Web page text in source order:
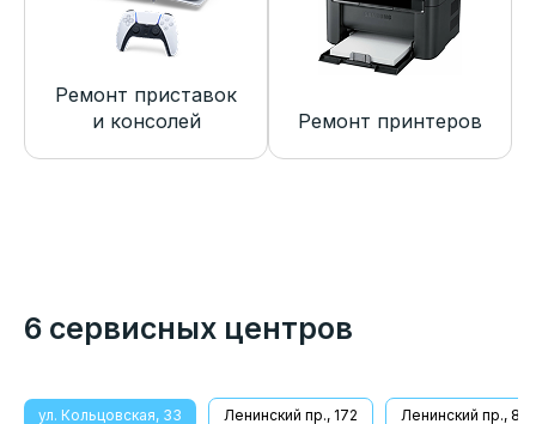
Ремонт приставок
и консолей
Ремонт принтеров
6 сервисных центров
ул. Кольцовская, 33 Ленинский пр., 172 Ленинский пр., 8/1